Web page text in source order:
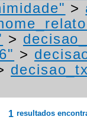
>
>
>
1 resultados